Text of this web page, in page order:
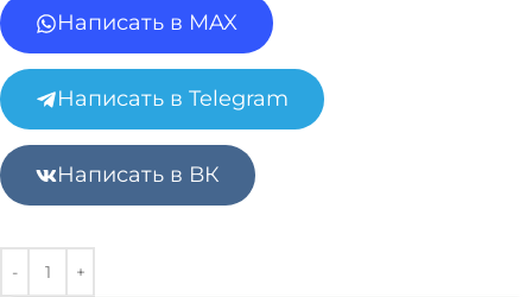
Написать в MAX
Написать в Telegram
Написать в ВК